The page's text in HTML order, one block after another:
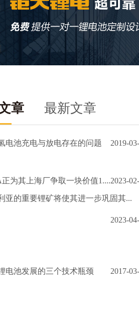
章 最新文章
电池充电与放电存在的问题 2019-
为其上海厂争取一块价值1....2023-
亚的重要锂矿将使其进一步巩固其...
2023-
电池发展的三个技术瓶颈 2017-